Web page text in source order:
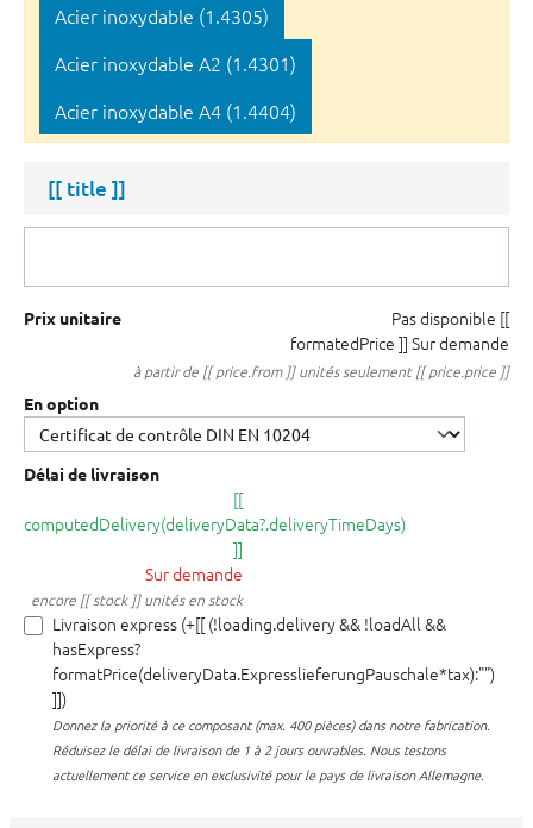
Acier inoxydable (1.4305)
Acier inoxydable A2 (1.4301)
Acier inoxydable A4 (1.4404)
[[ title ]]
Prix unitaire Pas disponible [[
formatedPrice ]] Sur demande
à partir de [[ price.from ]] unités seulement [[ price.price ]]
En option
Délai de livraison
[[
computedDelivery(deliveryData?.deliveryTimeDays)
]]
Sur demande
encore [[ stock ]] unités en stock
Livraison express (+[[ (!loading.delivery && !loadAll &&
hasExpress?
formatPrice(deliveryData.ExpresslieferungPauschale*tax):"")
]])
Donnez la priorité à ce composant (max. 400 pièces) dans notre fabrication.
Réduisez le délai de livraison de 1 à 2 jours ouvrables. Nous testons
actuellement ce service en exclusivité pour le pays de livraison Allemagne.